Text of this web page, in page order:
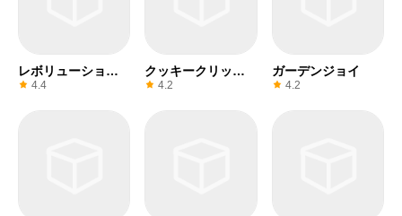
レボリューション
アイドル
4.4
クッキークリッカ
ー 4.2
ガーデンジョイ
4.2